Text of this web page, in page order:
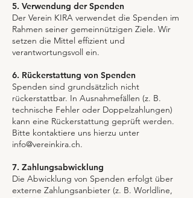
5. Verwendung der Spenden
Der Verein KIRA verwendet die Spenden im
Rahmen seiner gemeinnützigen Ziele. Wir
setzen die Mittel effizient und
verantwortungsvoll ein.
6. Rückerstattung von Spenden
Spenden sind grundsätzlich nicht
rückerstattbar. In Ausnahmefällen (z. B.
technische Fehler oder Doppelzahlungen)
kann eine Rückerstattung geprüft werden.
Bitte kontaktiere uns hierzu unter
info@vereinkira.ch.
7. Zahlungsabwicklung
Die Abwicklung von Spenden erfolgt über
externe Zahlungsanbieter (z. B. Worldline,